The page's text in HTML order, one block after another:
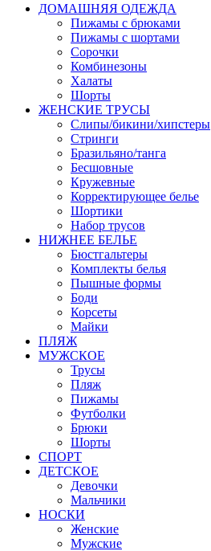
ДОМАШНЯЯ ОДЕЖДА
Пижамы с брюками
Пижамы с шортами
Сорочки
Комбинезоны
Халаты
Шорты
ЖЕНСКИЕ ТРУСЫ
Слипы/бикини/хипстеры
Стринги
Бразильяно/танга
Бесшовные
Кружевные
Корректирующее белье
Шортики
Набор трусов
НИЖНЕЕ БЕЛЬЕ
Бюстгальтеры
Комплекты белья
Пышные формы
Боди
Корсеты
Майки
ПЛЯЖ
МУЖСКОЕ
Трусы
Пляж
Пижамы
Футболки
Брюки
Шорты
СПОРТ
ДЕТСКОЕ
Девочки
Мальчики
НОСКИ
Женские
Мужские